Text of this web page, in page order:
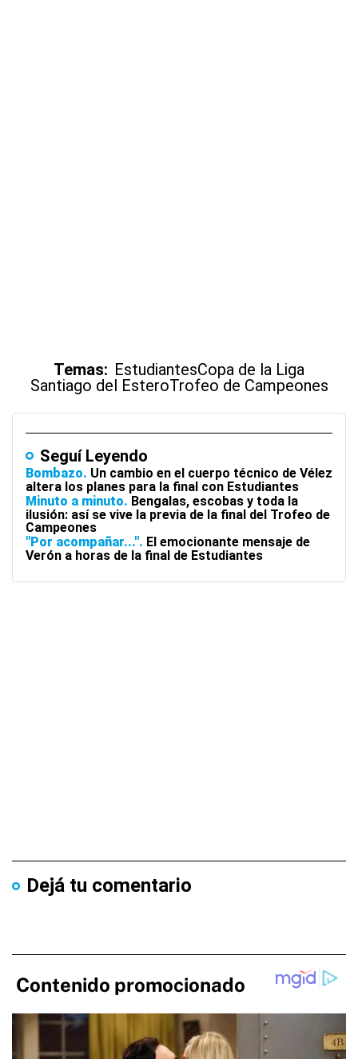
Temas: EstudiantesCopa de la Liga
Santiago del EsteroTrofeo de Campeones
Seguí Leyendo
Bombazo Un cambio en el cuerpo técnico de Vélez
altera los planes para la final con Estudiantes
Minuto a minuto Bengalas, escobas y toda la
ilusión: así se vive la previa de la final del Trofeo de
Campeones
"Por acompañar..." El emocionante mensaje de
Verón a horas de la final de Estudiantes
Dejá tu comentario